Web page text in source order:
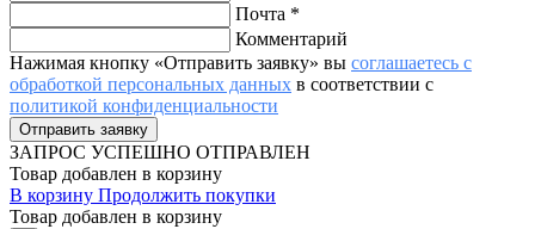
Почта *
Комментарий
Нажимая кнопку «Отправить заявку» вы соглашаетесь с
обработкой персональных данных в соответствии с
политикой конфиденциальности
ЗАПРОС УСПЕШНО ОТПРАВЛЕН
Товар добавлен в корзину
В корзину Продолжить покупки
Товар добавлен в корзину